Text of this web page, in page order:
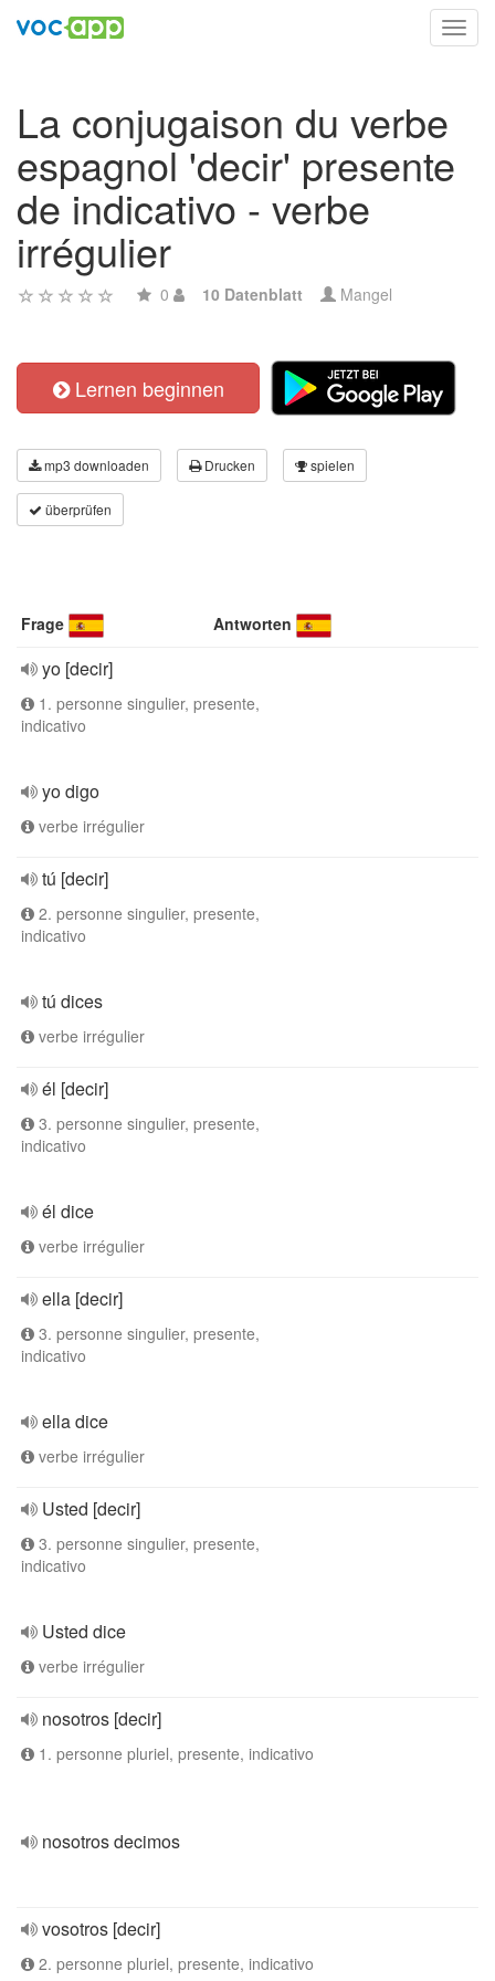
La conjugaison du verbe
espagnol 'decir' presente
de indicativo - verbe
irrégulier
0 10 Datenblatt Mangel
Lernen beginnen
mp3 downloaden Drucken spielen
überprüfen
Frage Antworten
yo [decir]
1. personne singulier, presente,
indicativo
yo digo
verbe irrégulier
tú [decir]
2. personne singulier, presente,
indicativo
tú dices
verbe irrégulier
él [decir]
3. personne singulier, presente,
indicativo
él dice
verbe irrégulier
ella [decir]
3. personne singulier, presente,
indicativo
ella dice
verbe irrégulier
Usted [decir]
3. personne singulier, presente,
indicativo
Usted dice
verbe irrégulier
nosotros [decir]
1. personne pluriel, presente, indicativo
nosotros decimos
vosotros [decir]
2. personne pluriel, presente, indicativo